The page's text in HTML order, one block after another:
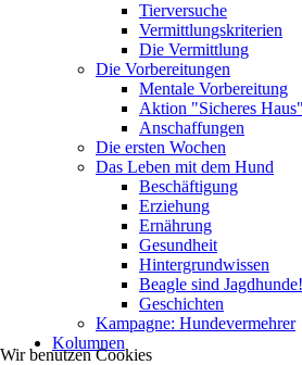
Tierversuche
Vermittlungskriterien
Die Vermittlung
Die Vorbereitungen
Mentale Vorbereitung
Aktion "Sicheres Haus"
Anschaffungen
Die ersten Wochen
Das Leben mit dem Hund
Beschäftigung
Erziehung
Ernährung
Gesundheit
Hintergrundwissen
Beagle sind Jagdhunde!
Geschichten
Kampagne: Hundevermehrer
Kolumnen
Wir benutzen Cookies